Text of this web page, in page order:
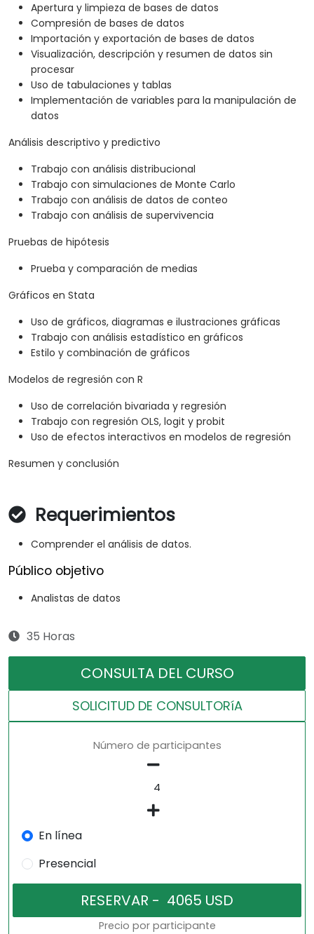
Apertura y limpieza de bases de datos
Compresión de bases de datos
Importación y exportación de bases de datos
Visualización, descripción y resumen de datos sin
procesar
Uso de tabulaciones y tablas
Implementación de variables para la manipulación de
datos
Análisis descriptivo y predictivo
Trabajo con análisis distribucional
Trabajo con simulaciones de Monte Carlo
Trabajo con análisis de datos de conteo
Trabajo con análisis de supervivencia
Pruebas de hipótesis
Prueba y comparación de medias
Gráficos en Stata
Uso de gráficos, diagramas e ilustraciones gráficas
Trabajo con análisis estadístico en gráficos
Estilo y combinación de gráficos
Modelos de regresión con R
Uso de correlación bivariada y regresión
Trabajo con regresión OLS, logit y probit
Uso de efectos interactivos en modelos de regresión
Resumen y conclusión
Requerimientos
Comprender el análisis de datos.
Público objetivo
Analistas de datos
35 Horas
CONSULTA DEL CURSO
SOLICITUD DE CONSULTORíA
Número de participantes
En línea
Presencial
Precio por participante